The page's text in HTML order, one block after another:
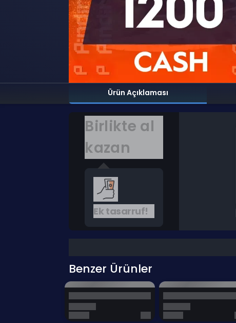
Ürün Açıklaması
Birlikte al
kazan
Ek tasarruf!
Benzer Ürünler